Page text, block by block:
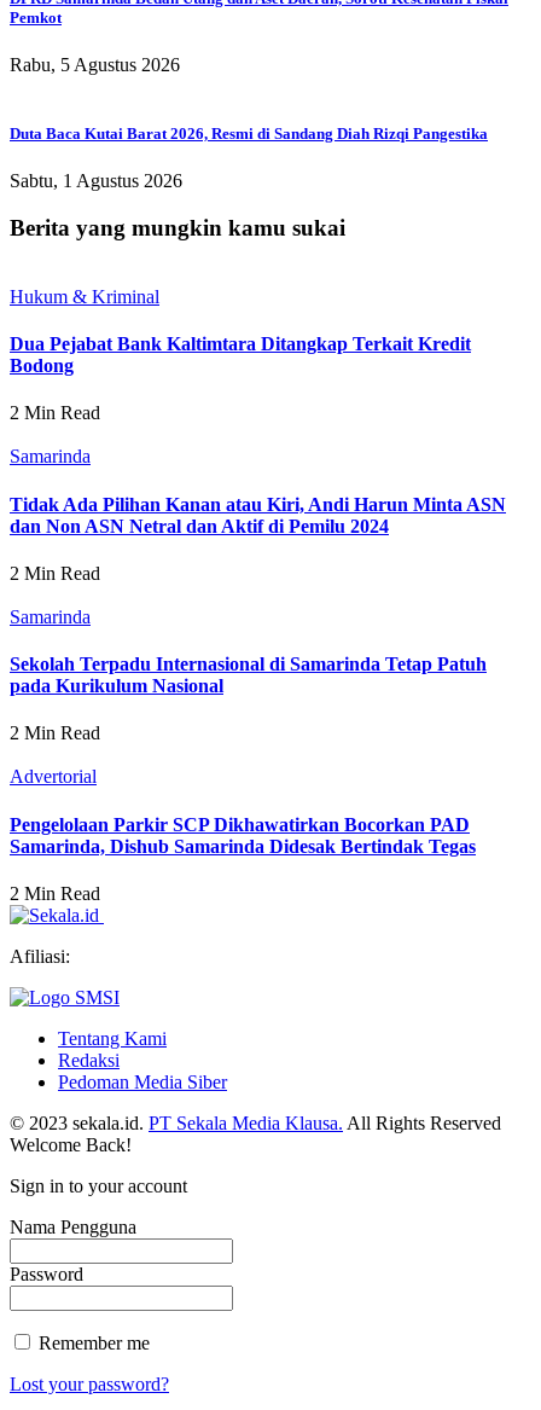
Pemkot
Rabu, 5 Agustus 2026
Duta Baca Kutai Barat 2026, Resmi di Sandang Diah Rizqi Pangestika
Sabtu, 1 Agustus 2026
Berita yang mungkin kamu sukai
Hukum & Kriminal
Dua Pejabat Bank Kaltimtara Ditangkap Terkait Kredit
Bodong
2 Min Read
Samarinda
Tidak Ada Pilihan Kanan atau Kiri, Andi Harun Minta ASN
dan Non ASN Netral dan Aktif di Pemilu 2024
2 Min Read
Samarinda
Sekolah Terpadu Internasional di Samarinda Tetap Patuh
pada Kurikulum Nasional
2 Min Read
Advertorial
Pengelolaan Parkir SCP Dikhawatirkan Bocorkan PAD
Samarinda, Dishub Samarinda Didesak Bertindak Tegas
2 Min Read
Afiliasi:
Tentang Kami
Redaksi
Pedoman Media Siber
© 2023 sekala.id. PT Sekala Media Klausa. All Rights Reserved
Welcome Back!
Sign in to your account
Nama Pengguna
Password
Remember me
Lost your password?